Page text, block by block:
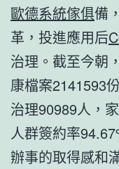
歐德系統傢俱備
革，投進應用后
治理。截至今朝
康檔案2141593
治理90989人，
人群簽約率
辦事的取得感和